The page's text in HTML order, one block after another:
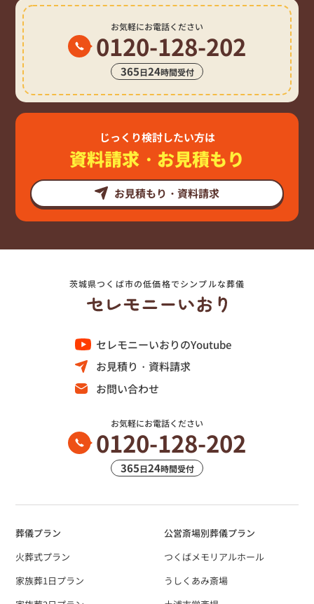
お気軽にお電話ください
0120-128-202
365日24時間受付
じっくり検討したい方は
資料請求・お見積もり
お見積もり・資料請求
茨城県つくば市の低価格でシンプルな葬儀
セレモニーいおりのYoutube
お見積り・資料請求
お問い合わせ
お気軽にお電話ください
0120-128-202
365日24時間受付
葬儀プラン
火葬式プラン
家族葬1日プラン
公営斎場別葬儀プラン
つくばメモリアルホール
うしくあみ斎場